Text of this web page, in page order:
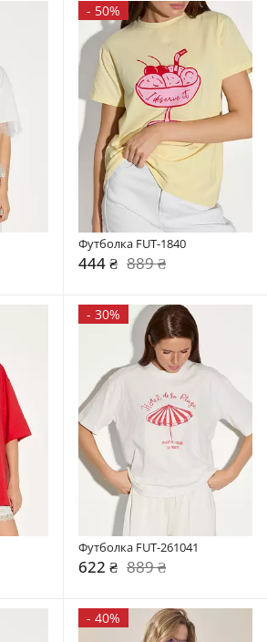
- 50%
Футболка FUT-1840
444 ₴ 889 ₴
- 30%
Футболка FUT-261041
622 ₴ 889 ₴
- 40%